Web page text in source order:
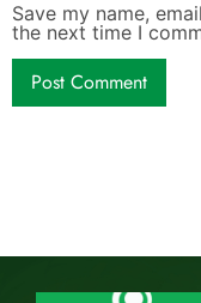
Save my name,
the next time I